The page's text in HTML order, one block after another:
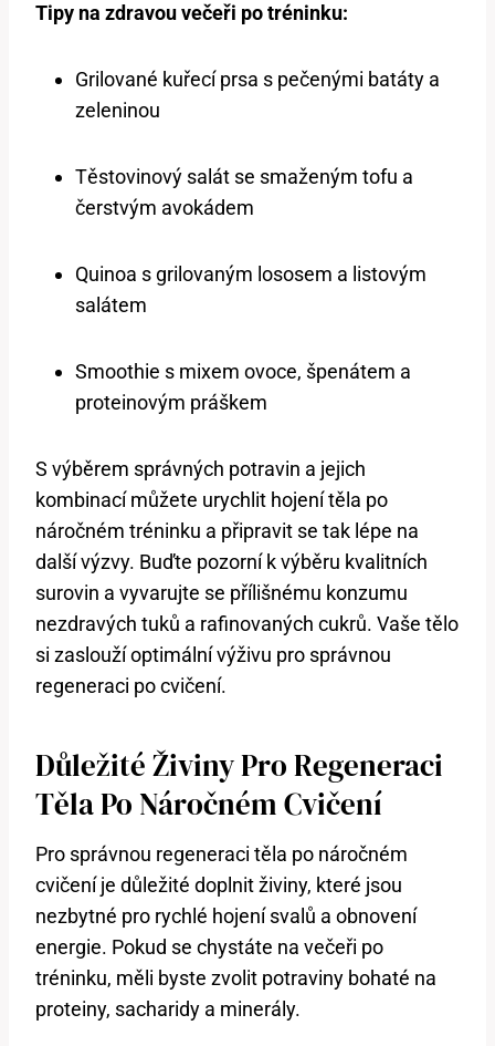
Tipy na zdravou večeři po tréninku:
Grilované kuřecí prsa s pečenými batáty a
zeleninou
Těstovinový salát se smaženým tofu a
čerstvým avokádem
Quinoa s grilovaným lososem a listovým
salátem
Smoothie s mixem ovoce, špenátem a
proteinovým práškem
S výběrem správných potravin a jejich
kombinací můžete urychlit hojení těla po
náročném tréninku a připravit se tak lépe na
další výzvy. Buďte pozorní k výběru kvalitních
surovin a vyvarujte se přílišnému konzumu
nezdravých tuků a rafinovaných cukrů. Vaše tělo
si zaslouží optimální výživu pro správnou
regeneraci po cvičení.
Důležité Živiny Pro Regeneraci
Těla Po Náročném Cvičení
Pro správnou regeneraci těla po náročném
cvičení je důležité doplnit živiny, které jsou
nezbytné pro rychlé hojení svalů a obnovení
energie. Pokud se chystáte na večeři po
tréninku, měli byste zvolit potraviny bohaté na
proteiny, sacharidy a minerály.